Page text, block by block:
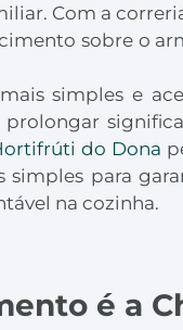
Com a
sobre o
simples e
do Dona
simples para
na cozinha.
é a